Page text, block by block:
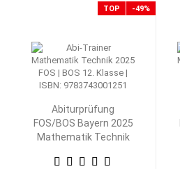
TOP -49%
Abiturprüfung
FOS/BOS Bayern 2025
Mathematik Technik